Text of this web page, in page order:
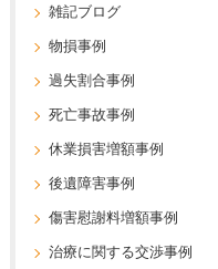
雑記ブログ
物損事例
過失割合事例
死亡事故事例
休業損害増額事例
後遺障害事例
傷害慰謝料増額事例
治療に関する交渉事例